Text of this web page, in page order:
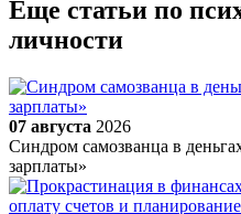
Еще статьи по
личности
07 августа 2026
Синдром самозванца в
зарплаты»